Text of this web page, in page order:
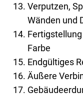
Verputzen,
Wänden und
Farbe
Endgültiges
Äußere